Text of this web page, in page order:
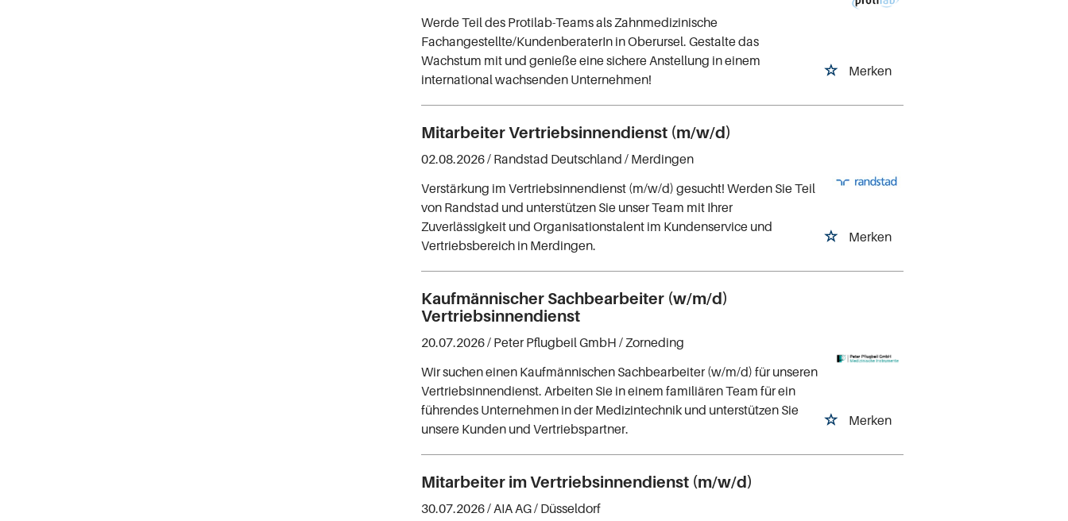
Merken
Werde Teil des Protilab-Teams als Zahnmedizinische
Fachangestellte/KundenberaterIn in Oberursel. Gestalte das
Wachstum mit und genieße eine sichere Anstellung in einem
international wachsenden Unternehmen!
Mitarbeiter Vertriebsinnendienst (m/w/d)
Merken
02.08.2026 / Randstad Deutschland / Merdingen
Verstärkung im Vertriebsinnendienst (m/w/d) gesucht! Werden Sie Teil
von Randstad und unterstützen Sie unser Team mit Ihrer
Zuverlässigkeit und Organisationstalent im Kundenservice und
Vertriebsbereich in Merdingen.
Kaufmännischer Sachbearbeiter (w/m/d)
Vertriebsinnendienst
Merken
20.07.2026 / Peter Pflugbeil GmbH / Zorneding
Wir suchen einen Kaufmännischen Sachbearbeiter (w/m/d) für unseren
Vertriebsinnendienst. Arbeiten Sie in einem familiären Team für ein
führendes Unternehmen in der Medizintechnik und unterstützen Sie
unsere Kunden und Vertriebspartner.
Mitarbeiter im Vertriebsinnendienst (m/w/d)
30.07.2026 / AIA AG/ Düsseldorf